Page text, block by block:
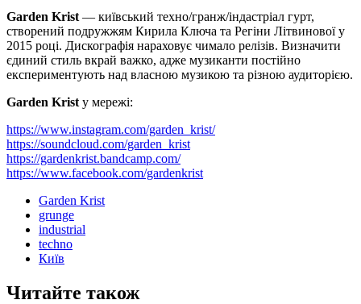
Garden Krist — київський техно/гранж/індастріал гурт,
створений подружжям Кирила Ключа та Регіни Літвинової у
2015 році. Дискографія нараховує чимало релізів. Визначити
єдиний стиль вкрай важко, адже музиканти постійно
експериментують над власною музикою та різною аудиторією.
Garden Krist у мережі:
https://www.instagram.com/garden_krist/
https://soundcloud.com/garden_krist
https://gardenkrist.bandcamp.com/
https://www.facebook.com/gardenkrist
Garden Krist
grunge
industrial
techno
Київ
Читайте також